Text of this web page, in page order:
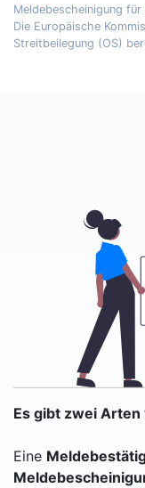
Meldebescheinigung
Die Europäische
Streitbeilegung (OS)
Es gibt zwei
Eine